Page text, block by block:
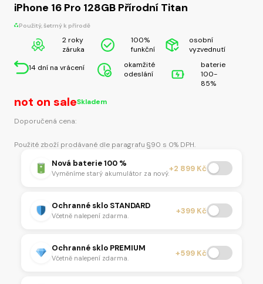
iPhone 16 Pro 128GB Přírodní Titan
Použitý, šetrný k přírodě
2 roky
záruka
100%
funkční
osobní
vyzvednutí
14 dní na vrácení
okamžité
odeslání
baterie
100-
85%
not on saleSkladem
Doporučená cena:
Použité zboží prodávané dle paragrafu §90 s 0% DPH.
Nová baterie 100 %
Vyměníme starý akumulátor za nový.+2 899 Kč
Ochranné sklo STANDARD
Včetně nalepení zdarma. +399 Kč
Ochranné sklo PREMIUM
Včetně nalepení zdarma. +599 Kč